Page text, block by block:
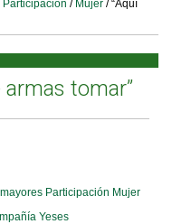
Participación / Mujer / “Aquí
armas tomar”
Participación Mujer
Yeses